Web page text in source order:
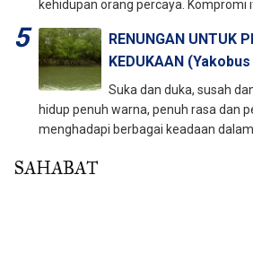
kehidupan orang percaya. Kompromi
RENUNGAN UNTUK
KEDUKAAN
Suka dan duka, susah
hidup penuh warna, penuh rasa dan
menghadapi berbagai keadaan dalam
SAHABAT